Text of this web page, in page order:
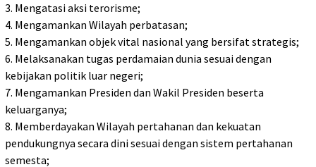
3. Mengatasi aksi terorisme;
4. Mengamankan Wilayah perbatasan;
5. Mengamankan objek vital nasional yang bersifat strategis;
6. Melaksanakan tugas perdamaian dunia sesuai dengan
kebijakan politik luar negeri;
7. Mengamankan Presiden dan Wakil Presiden beserta
keluarganya;
8. Memberdayakan Wilayah pertahanan dan kekuatan
pendukungnya secara dini sesuai dengan sistem pertahanan
semesta;